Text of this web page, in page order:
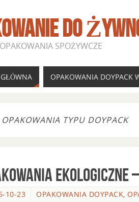
DO
SPOŻYWCZE
OPAKOWANIA DOYPACK
OPAKOWANIA TYPU DOYPACK
10-23 OPAKOWANIA DOYPACK,